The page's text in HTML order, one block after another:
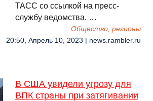
ТАСС со ссылкой на пресс-
службу ведомства. …
Общество, регионы
20:50, Апрель 10, 2023 | news.rambler.ru
В США увидели угрозу для
ВПК страны при затягивании